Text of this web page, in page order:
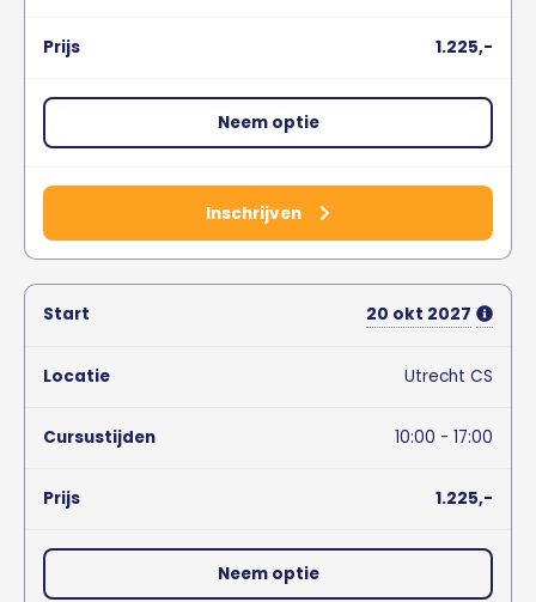
1.225,-
Neem optie
Inschrijven
20 okt 2027
Utrecht CS
10:00 - 17:00
1.225,-
Neem optie